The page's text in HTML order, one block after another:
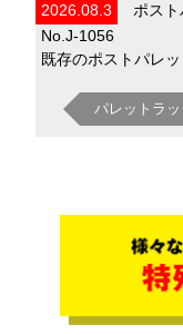
2026.08.3
ポス
No.J-1056
既存のポストパレ
パレットラッ